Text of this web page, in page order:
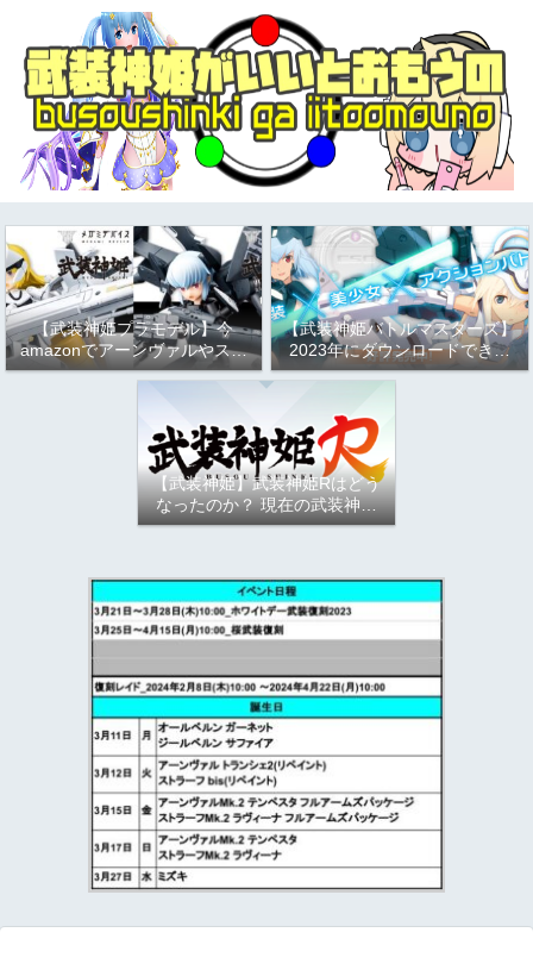
【武装神姫プラモデル】今
amazonでアーンヴァルやスト
ラーフがお得という話
【武装神姫バトルマスターズ】
2023年にダウンロードできる
か問題について
【武装神姫】武装神姫Rはどう
なったのか？ 現在の武装神姫
アーケード（バトコン）につい